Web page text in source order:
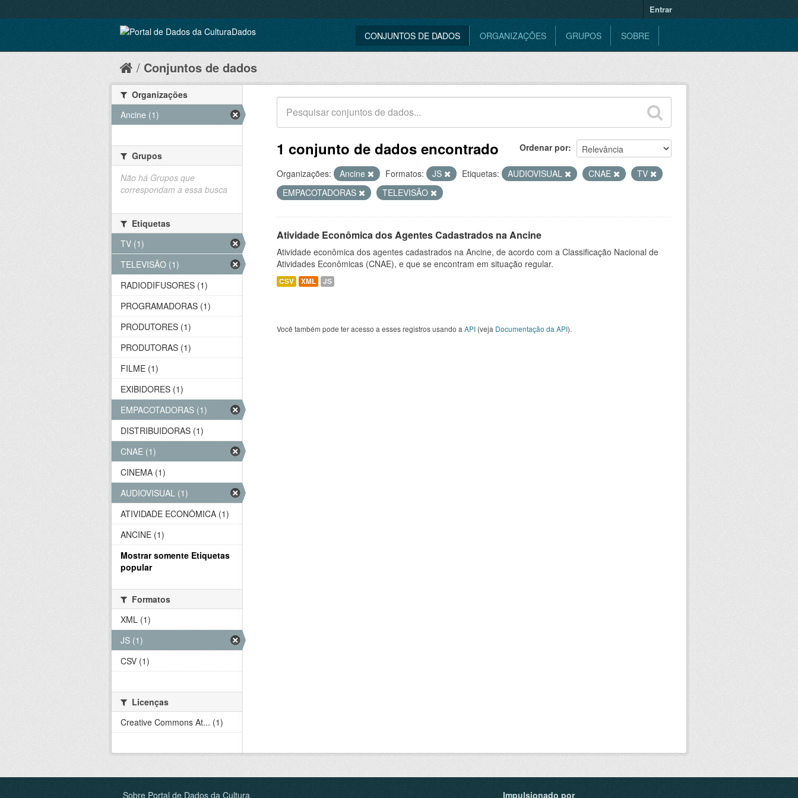
Entrar
CONJUNTOS DE DADOS ORGANIZAÇÕES GRUPOS SOBRE
Conjuntos de dados
Ordenar por
1 conjunto de dados encontrado
Organizações: Ancine Formatos: JS Etiquetas: AUDIOVISUAL CNAE
TV
EMPACOTADORAS
TELEVISÃO
Atividade Econômica dos Agentes Cadastrados na Ancine
Atividade econômica dos agentes cadastrados na Ancine, de acordo com a Classificação Nacional de
Atividades Econômicas (CNAE), e que se encontram em situação regular.
CSV XML JS
Você também pode ter acesso a esses registros usando a API (veja Documentação da API).
Organizações
Ancine (1)
Grupos
Não há Grupos que
correspondam a essa busca
Etiquetas
TV (1)
TELEVISÃO (1)
RADIODIFUSORES (1)
PROGRAMADORAS (1)
PRODUTORES (1)
PRODUTORAS (1)
FILME (1)
EXIBIDORES (1)
EMPACOTADORAS (1)
DISTRIBUIDORAS (1)
CNAE (1)
CINEMA (1)
AUDIOVISUAL (1)
ATIVIDADE ECONÔMICA (1)
ANCINE (1)
Mostrar somente Etiquetas
popular
Formatos
XML (1)
JS (1)
CSV (1)
Licenças
Creative Commons At... (1)
Sobre Portal de Dados da Cultura Impulsionado por